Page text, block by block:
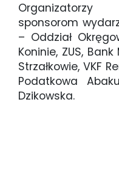
sponsorom
– Oddział
Koninie, ZUS,
Strzałkowie, VKF
Podatkowa
Dzikowska.